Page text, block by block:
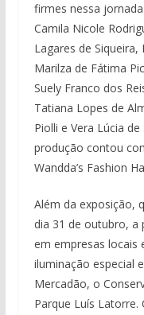
firmes nessa
Camila Nicole
Lagares de Siqueira,
Marilza de Fátima
Suely Franco dos
Tatiana Lopes de
Piolli e Vera Lúcia
produção contou
Wandda’s Fashion
Além da exposição,
dia 31 de outubro, a
em empresas locais
iluminação especial
Mercadão, o
Parque Luís Latorre.